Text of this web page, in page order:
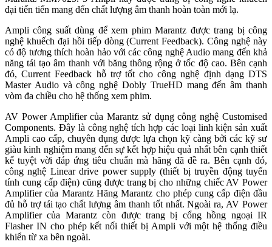
đại tiến tiến mang đến chất lượng âm thanh hoàn toàn mới lạ.
Ampli công suất dùng để xem phim Marantz được trang bị công
nghệ khuếch đại hồi tiếp dòng (Current Feedback). Công nghệ này
có độ tương thích hoàn hảo với các công nghệ Audio mang đến khả
năng tái tạo âm thanh với băng thông rộng ở tốc độ cao. Bên cạnh
đó, Current Feedback hỗ trợ tốt cho công nghệ định dạng DTS
Master Audio và công nghệ Dobly TrueHD mang đến âm thanh
vòm đa chiều cho hệ thống xem phim.
AV Power Amplifier của Marantz sử dụng công nghệ Customised
Components. Đây là công nghệ tích hợp các loại linh kiện sản xuất
Ampli cao cấp, chuyên dụng được lựa chọn kỹ càng bởi các kỹ sư
giàu kinh nghiệm mang đến sự kết hợp hiệu quả nhất bên cạnh thiết
kế tuyệt vời đáp ứng tiêu chuẩn mà hãng đã đề ra. Bên cạnh đó,
công nghệ Linear drive power supply (thiết bị truyền động tuyến
tính cung cấp điện) cũng được trang bị cho những chiếc AV Power
Amplifier của Marantz Hãng Marantz cho phép cung cấp điện đầu
đủ hỗ trợ tái tạo chất lượng âm thanh tốt nhất. Ngoài ra, AV Power
Amplifier của Marantz còn được trang bị cổng hồng ngoại IR
Flasher IN cho phép kết nối thiết bị Ampli với một hệ thống điều
khiển từ xa bên ngoài.